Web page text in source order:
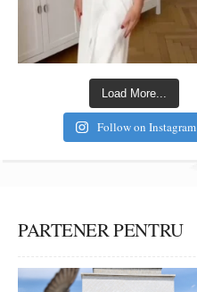
Load More...
Follow on Instagram
PARTENER PENTRU